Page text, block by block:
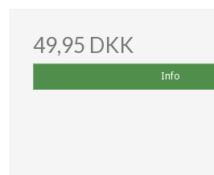
49,95 DKK
Info